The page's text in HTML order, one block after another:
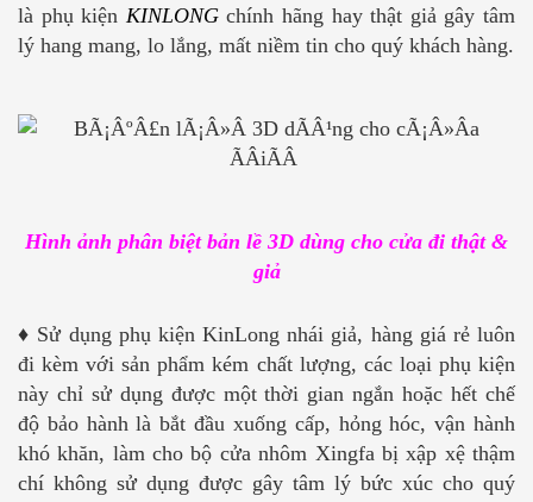
là phụ kiện KINLONGchính hãng hay thật giả gây tâm
lý hang mang, lo lắng, mất niềm tin cho quý khách hàng.
Hình ảnh phân biệt bản lề 3D dùng cho cửa đi thật &
giả
♦ Sử dụng phụ kiện KinLong nhái giả, hàng giá rẻ luôn
đi kèm với sản phẩm kém chất lượng, các loại phụ kiện
này chỉ sử dụng được một thời gian ngắn hoặc hết chế
độ bảo hành là bắt đầu xuống cấp, hỏng hóc, vận hành
khó khăn, làm cho bộ cửa nhôm Xingfa bị xập xệ thậm
chí không sử dụng được gây tâm lý bức xúc cho quý